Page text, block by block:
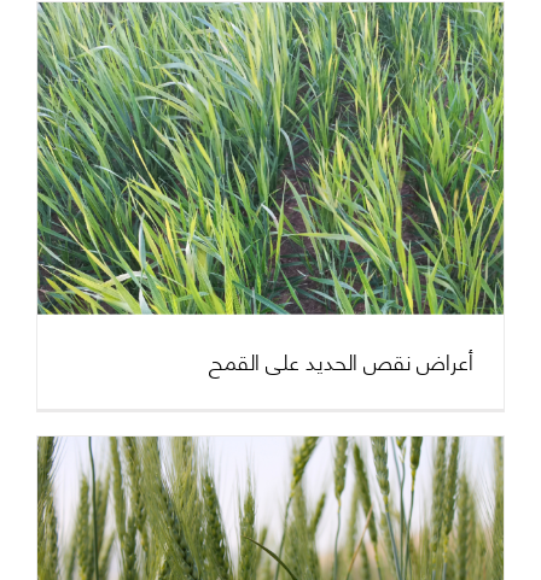
الرئيسية بروفارت
أعراض نقص الحديد على القمح